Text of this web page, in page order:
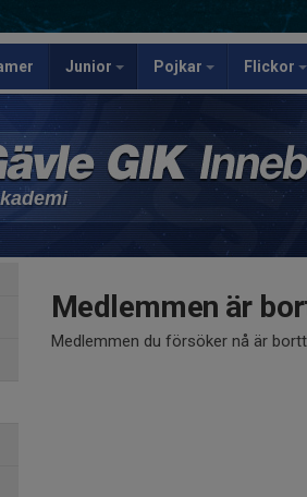
Junior Pojkar Flickor
Medlemmen är
Medlemmen du försöker nå är